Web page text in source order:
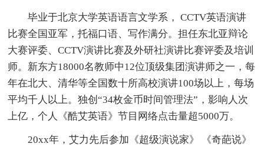
毕业于北京大学英语语言文学系， CCTV英语演讲
比赛全国亚军，托福口语、写作满分。担任东北亚辩论
大赛评委、CCTV演讲比赛及外研社演讲比赛评委及培训
师。新东方18000名教师中12位顶级集团演讲师之一，每
年在北大、清华等全国数十所高校演讲100场以上，每场
平均千人以上。独创“34枚金币时间管理法”，影响人次
上亿，个人《酷艾英语》节目网络点击量超5000万。
20xx年，艾力先后参加《超级演说家》 《奇葩说》